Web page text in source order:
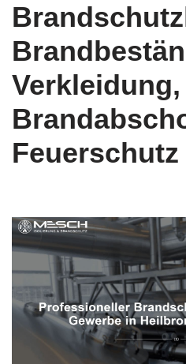
Verkleidung,
Feuerschutz